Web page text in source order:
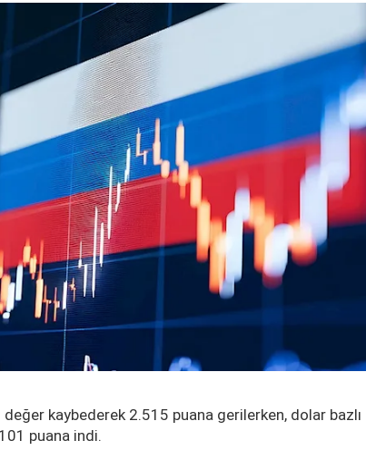
kaybederek 2.515 puana gerilerken, dolar bazlı
puana indi.